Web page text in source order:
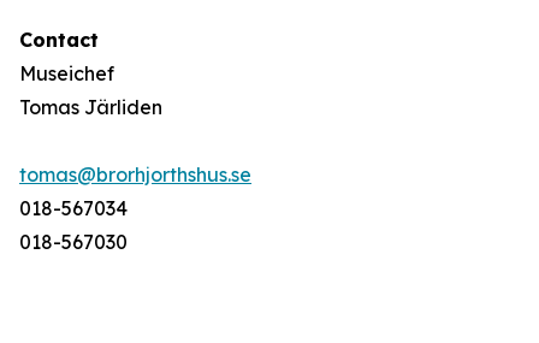
Contact
Museichef
Tomas Järliden
tomas@brorhjorthshus.se
018-567034
018-567030